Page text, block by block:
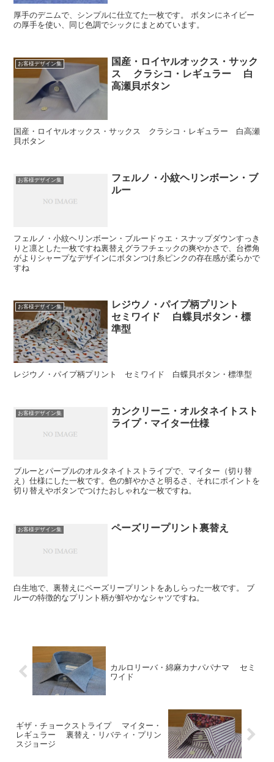
厚手のデニムで、シンプルに仕立てた一枚です。 ボタンにネイビー
の厚手を使い、同じ色調でシックにまとめています。
お客様デザイン集
国産・ロイヤルオックス・サック
ス クラシコ・レギュラー 白
高瀬貝ボタン
国産・ロイヤルオックス・サックス クラシコ・レギュラー 白高瀬
貝ボタン
お客様デザイン集
フェルノ・小紋ヘリンボーン・ブ
ルー
フェルノ・小紋ヘリンボーン・ブルードゥエ・スナップダウンすっき
りと凛とした一枚ですね裏替えグラフチェックの爽やかさで、台襟角
がよりシャープなデザインにボタンつけ糸ピンクの存在感が柔らかで
すね
お客様デザイン集
レジウノ・パイプ柄プリント
セミワイド 白蝶貝ボタン・標
準型
レジウノ・パイプ柄プリント セミワイド 白蝶貝ボタン・標準型
お客様デザイン集
カンクリーニ・オルタネイトスト
ライプ・マイター仕様
ブルーとパープルのオルタネイトストライプで、マイター（切り替
え）仕様にした一枚です。色の鮮やかさと明るさ、それにポイントを
切り替えやボタンでつけたおしゃれな一枚ですね。
お客様デザイン集 ペーズリープリント裏替え
白生地で、裏替えにペーズリープリントをあしらった一枚です。 ブ
ルーの特徴的なプリント柄が鮮やかなシャツですね。
カルロリーバ・綿麻カナパパナマ セミ
ワイド
ギザ・チョークストライプ マイター・
レギュラー 裏替え・リバティ・プリン
スジョージ